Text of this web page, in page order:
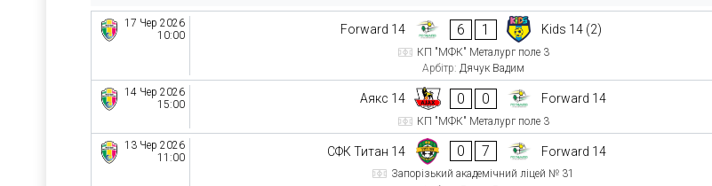
17 Чер 2026
10:00
Forward 14 6 1 Kids 14 (2)
КП "МФК" Металург поле 3
Арбітр: Дячук Вадим
14 Чер 2026
15:00
Аякс 14 0 0 Forward 14
КП "МФК" Металург поле 3
13 Чер 2026
11:00
СФК Титан 14 0 7 Forward 14
Запорізький академічний ліцей № 31